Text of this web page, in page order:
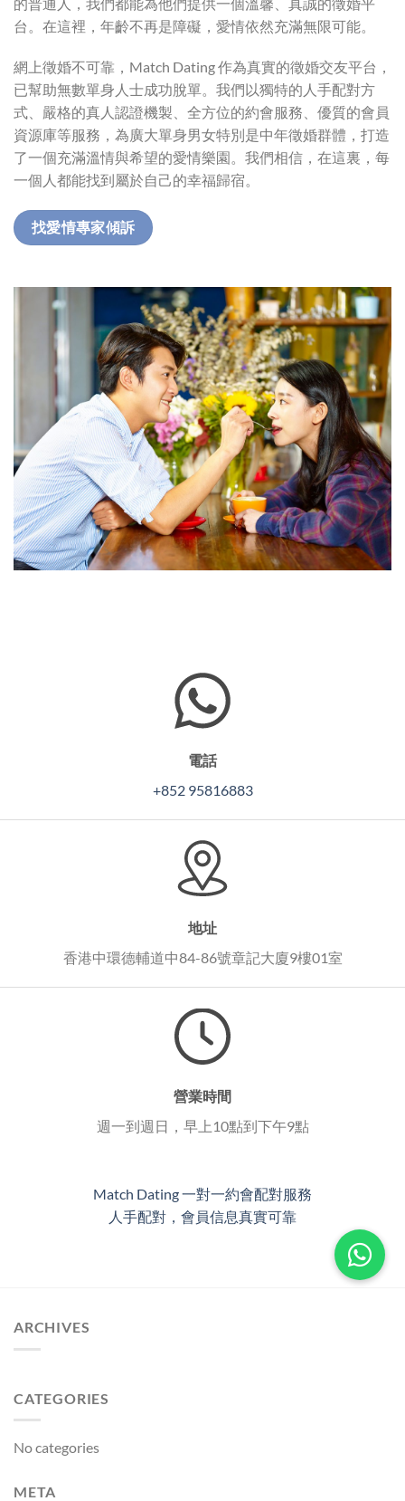
台。在這裡，年齡不再是障礙，愛情依然充滿無限可能。
網上徵婚不可靠，Match Dating 作為真實的徵婚交友平台，
已幫助無數單身人士成功脫單。我們以獨特的人手配對方
式、嚴格的真人認證機製、全方位的約會服務、優質的會員
資源庫等服務，為廣大單身男女特別是中年徵婚群體，打造
了一個充滿溫情與希望的愛情樂園。我們相信，在這裏，每
一個人都能找到屬於自己的幸福歸宿。
找愛情專家傾訴
電話
+852 95816883
地址
香港中環德輔道中84-86號章記大廈9樓01室
營業時間
週一到週日，早上10點到下午9點
Match Dating 一對一約會配對服務
人手配對，會員信息真實可靠
ARCHIVES
CATEGORIES
No categories
META